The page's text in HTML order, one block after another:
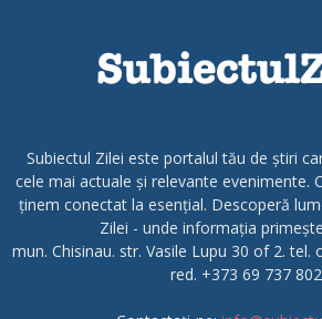
Subiectul Zilei este portalul tău de știri
cele mai actuale și relevante evenimente.
ținem conectat la esențial. Descoperă
Zilei - unde informația
mun. Chisinau. str. Vasile Lupu 30 of 2. tel.
red. +373 69 737